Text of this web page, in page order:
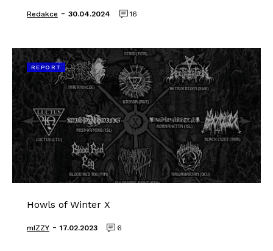
Redakce - 30.04.2024 16
REPORT
Howls of Winter X
mIZZY - 17.02.2023 6